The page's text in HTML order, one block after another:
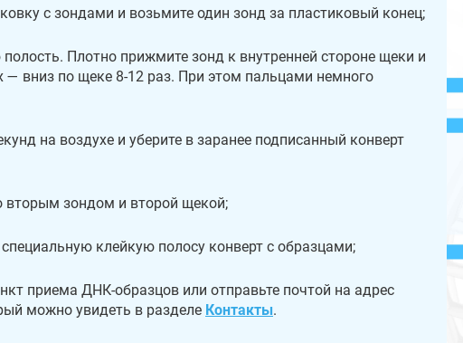
с зондами и возьмите один зонд за пластиковый конец;
Плотно прижмите зонд к внутренней стороне щеки и
— вниз по щеке 8-12 раз. При этом пальцами немного
на воздухе и уберите в заранее подписанный конверт
вторым зондом и второй щекой;
клейкую полосу конверт с образцами;
приема ДНК-образцов или отправьте почтой на адрес
можно увидеть в разделе Контакты.